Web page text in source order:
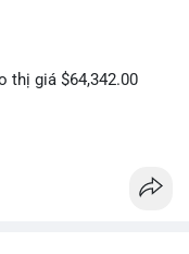
thị giá $64,342.00
trị giá hơn nửa triệu
sớm, cho thấy dấu